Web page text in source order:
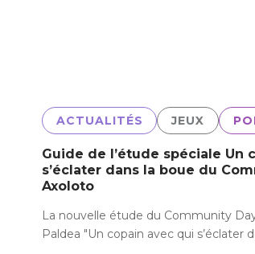
ACTUALITÉS JEUX
Guide de l’étude spéciale Un
s’éclater dans la boue du
Axoloto
La nouvelle étude du Community
Paldea "Un copain avec qui s’éclater